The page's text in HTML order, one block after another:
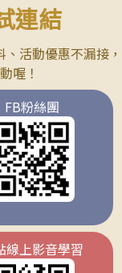
連結
活動優惠不漏接，
喔！
FB粉絲團
線上影音學習